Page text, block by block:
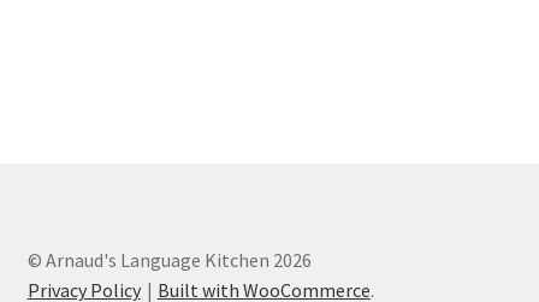
© Arnaud's Language Kitchen 2026
Privacy Policy
Built with WooCommerce.